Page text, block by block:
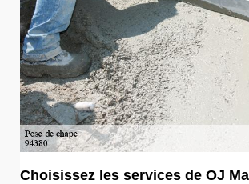
Choisissez les services de OJ